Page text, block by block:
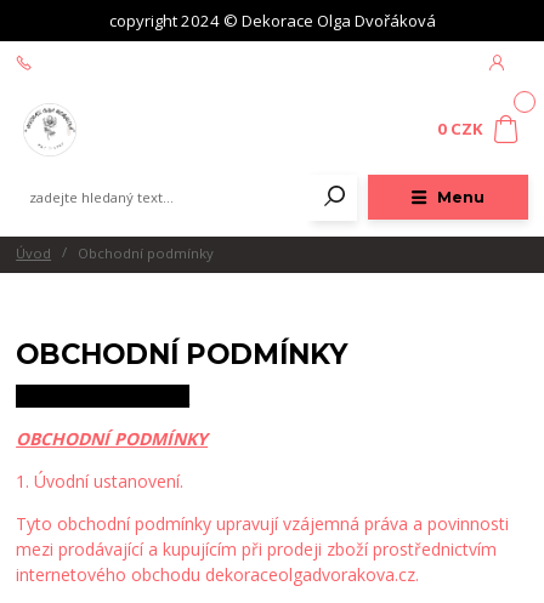
copyright 2024 © Dekorace Olga Dvořáková
Menu
0 CZK
Úvod Obchodní podmínky
OBCHODNÍ PODMÍNKY
OBCHODNÍ PODMÍNKY
1. Úvodní ustanovení.
Tyto obchodní podmínky upravují vzájemná práva a povinnosti
mezi prodávající a kupujícím při prodeji zboží prostřednictvím
internetového obchodu dekoraceolgadvorakova.cz.